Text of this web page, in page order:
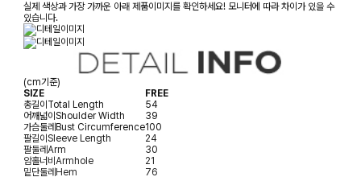
실제 색상과 가장 가까운 아래 제품이미지를 확인하세요! 모니터에 따라 차이가 있을 수
있습니다.
(cm기준)
SIZE
FREE
총길이 Total Length
54
어깨넓이 Shoulder Width
39
가슴둘레 Bust Circumference100
팔길이 Sleeve Length
24
팔둘레 Arm
30
암홀너비 Armhole
21
밑단둘레 Hem 76